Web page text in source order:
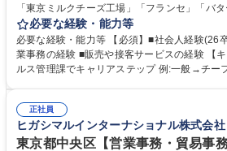
「東京ミルクチーズ工場」「フランセ」「バ
ー」「DROOLY」等のブランドを多数展開す
ブランド商品の事務業務をお任せいたします。 【具体的な業務内容】 ■
舗からの発注受付/PC入力業務 ■受電対応(社
録 ■日々の売上抽出・報告 ■提携企業への書類
必要な経験・能力等
必要な経験・能力等 【必須】■社会人経験(26
業事務の経験 ■販売や接客サービスの経験 【キャリアステップ】 (1)セー
ルス管理課でキャリアステップ 例:一般→チ
や個別面談を通してご自身のキャリアと向き合
もバックアップしていきます。 学歴・資格 学歴：大学院 大学 高専 短大
専修学校 高校 語学力： 資格：
正社員
ヒガシマルインターナショナル株式会社
東京都中央区【営業事務・貿易事